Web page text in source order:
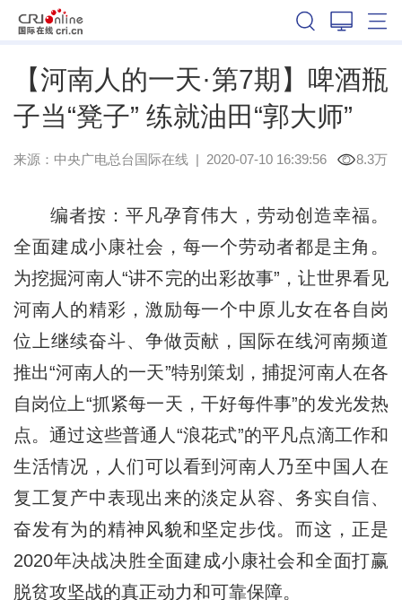
【河南人的一天·第7期】啤酒瓶
子当“凳子” 练就油田“郭大师”
来源： 中央广电总台国际在线| 2020-07-10 16:39:56 8.3万
编者按：平凡孕育伟大，劳动创造幸福。
全面建成小康社会，每一个劳动者都是主角。
为挖掘河南人“讲不完的出彩故事”，让世界看见
河南人的精彩，激励每一个中原儿女在各自岗
位上继续奋斗、争做贡献，国际在线河南频道
推出“河南人的一天”特别策划，捕捉河南人在各
自岗位上“抓紧每一天，干好每件事”的发光发热
点。通过这些普通人“浪花式”的平凡点滴工作和
生活情况，人们可以看到河南人乃至中国人在
复工复产中表现出来的淡定从容、务实自信、
奋发有为的精神风貌和坚定步伐。而这，正是
2020年决战决胜全面建成小康社会和全面打赢
脱贫攻坚战的真正动力和可靠保障。